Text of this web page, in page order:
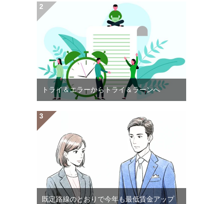
トライ＆エラーからトライ＆ラーンへ
既定路線のとおりで今年も最低賃金アップ